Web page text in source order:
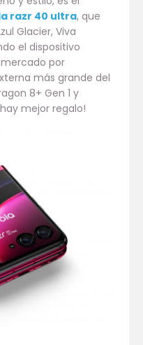
razr 40 ultra, que
Glacier, Viva
el dispositivo
por
más grande del
8+ Gen 1 y
mejor regalo!